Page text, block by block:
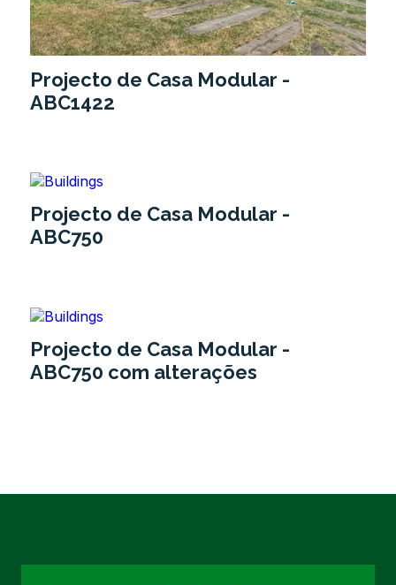
Projecto de Casa Modular -
ABC1422
Projecto de Casa Modular -
ABC750
Projecto de Casa Modular -
ABC750 com alterações